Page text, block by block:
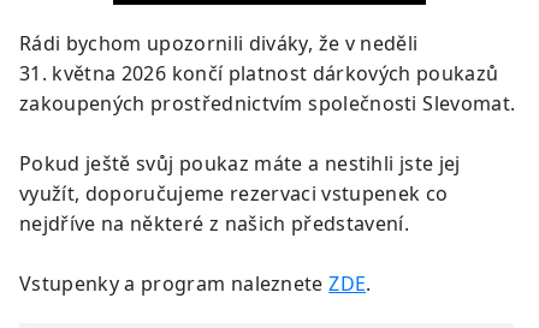
Rádi bychom upozornili diváky, že v neděli
31. května 2026 končí platnost dárkových poukazů
zakoupených prostřednictvím společnosti Slevomat.
Pokud ještě svůj poukaz máte a nestihli jste jej
využít, doporučujeme rezervaci vstupenek co
nejdříve na některé z našich představení.
Vstupenky a program nalezneteZDE.